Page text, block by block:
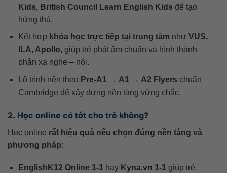
Kids, British Council Learn English Kids để tạo
hứng thú.
Kết hợp khóa học trực tiếp tại trung tâm như VUS,
ILA, Apollo, giúp trẻ phát âm chuẩn và hình thành
phản xạ nghe – nói.
Lộ trình nên theo Pre-A1 → A1 → A2 Flyers chuẩn
Cambridge để xây dựng nền tảng vững chắc.
2. Học online có tốt cho trẻ không?
Học online rất hiệu quả nếu chọn đúng nền tảng và
phương pháp:
EnglishK12 Online 1-1hay Kyna.vn 1-1giúp trẻ